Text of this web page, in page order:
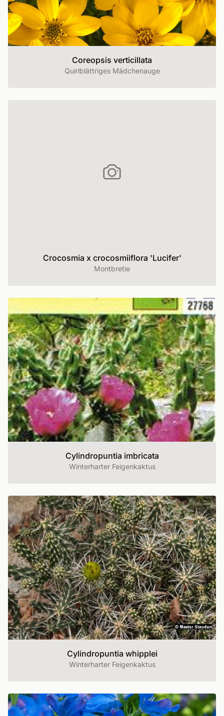
Coreopsis verticillata
Quirlblättriges Mädchenauge
Crocosmia x crocosmiiflora 'Lucifer'
Montbretie
Cylindropuntia imbricata
Winterharter Feigenkaktus
Cylindropuntia whipplei
Winterharter Feigenkaktus